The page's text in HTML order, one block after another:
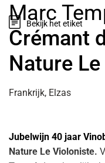
Bekijk het etiket
Marc
Crémant
Nature
Frankrijk, Elzas
Jubelwijn 40 jaar
Nature Le Violoniste.